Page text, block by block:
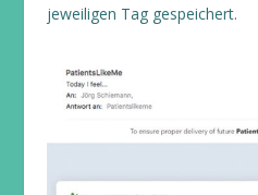
jeweiligen Tag gespeichert.